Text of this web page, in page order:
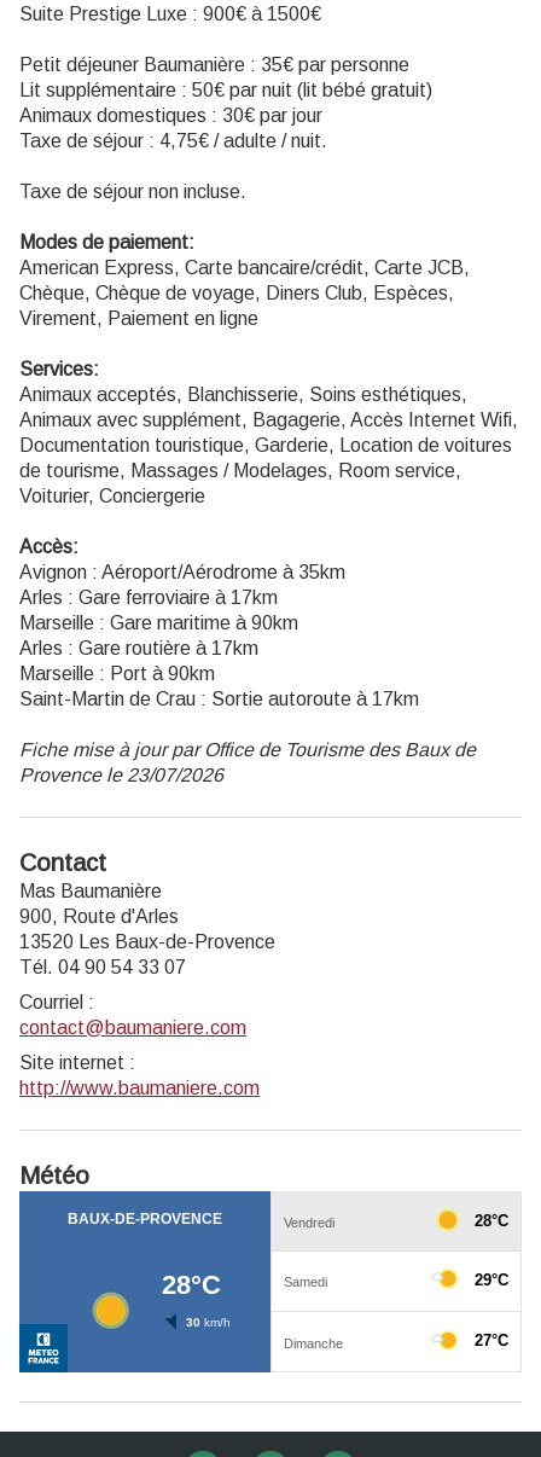
Suite Prestige Luxe : 900€ à 1500€
Petit déjeuner Baumanière : 35€ par personne
Lit supplémentaire : 50€ par nuit (lit bébé gratuit)
Animaux domestiques : 30€ par jour
Taxe de séjour : 4,75€ / adulte / nuit.
Taxe de séjour non incluse.
Modes de paiement:
American Express, Carte bancaire/crédit, Carte JCB,
Chèque, Chèque de voyage, Diners Club, Espèces,
Virement, Paiement en ligne
Services:
Animaux acceptés, Blanchisserie, Soins esthétiques,
Animaux avec supplément, Bagagerie, Accès Internet Wifi,
Documentation touristique, Garderie, Location de voitures
de tourisme, Massages / Modelages, Room service,
Voiturier, Conciergerie
Accès:
Avignon : Aéroport/Aérodrome à 35km
Arles : Gare ferroviaire à 17km
Marseille : Gare maritime à 90km
Arles : Gare routière à 17km
Marseille : Port à 90km
Saint-Martin de Crau : Sortie autoroute à 17km
Fiche mise à jour par Office de Tourisme des Baux de
Provence le 23/07/2026
Contact
Mas Baumanière
900, Route d'Arles
13520 Les Baux-de-Provence
Tél. 04 90 54 33 07
Courriel :
contact@baumaniere.com
Site internet :
http://www.baumaniere.com
Météo